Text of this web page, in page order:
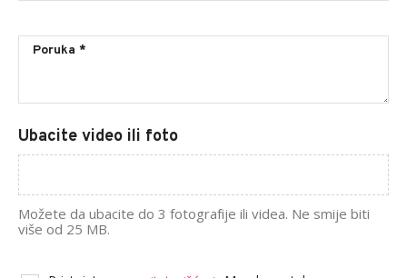
Ubacite video ili foto
Možete da ubacite do 3 fotografije ili videa. Ne smije biti
više od 25 MB.